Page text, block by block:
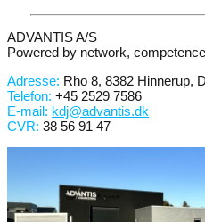
ADVANTIS A/S
Powered by network,
Adresse: Rho 8, 8382 Hinnerup,
Telefon: +45 2529 7586
E-mail: kdj@advantis.dk
CVR: 38 56 91 47